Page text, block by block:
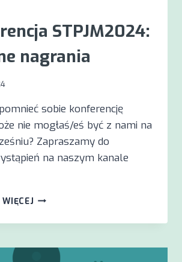
STPJM2024:
nagrania
sobie konferencję
nie mogłaś/eś być z nami na
Zapraszamy do
na naszym kanale
#KONFERENCJA
DOSTĘPNE